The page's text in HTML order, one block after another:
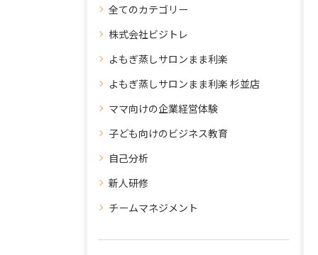
全てのカテゴリー
株式会社ビジトレ
よもぎ蒸しサロンまま利楽
よもぎ蒸しサロンまま利楽 杉並店
ママ向けの企業経営体験
子ども向けのビジネス教育
自己分析
新人研修
チームマネジメント